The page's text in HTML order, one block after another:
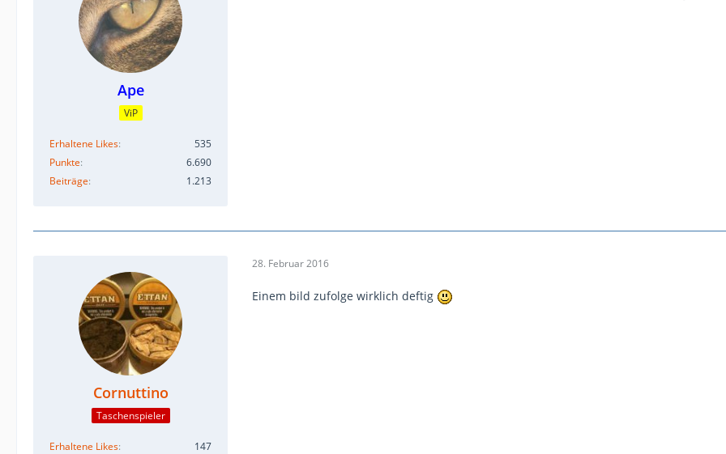
Ape
ViP
Erhaltene Likes
535
Punkte
6.690
Beiträge
1.213
Cornuttino
Taschenspieler
Erhaltene Likes
147
28. Februar 2016
Einem bild zufolge wirklich deftig